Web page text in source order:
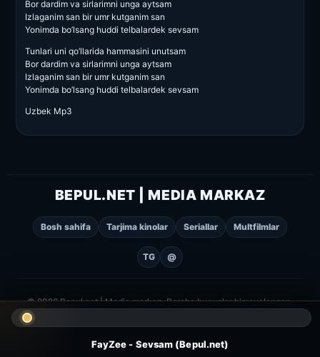
Bor dardim va sirlarimni unga aytsam
Izlaganim san bir umr kutganim san
Yonimda bo’lsang huddi telbalardek sevsam
Tunlari uni qo’llarida hammasini unutsam
Bor dardim va sirlarimni unga aytsam
Izlaganim san bir umr kutganim san
Yonimda bo’lsang huddi telbalardek sevsam
Uzbek Mp3
BEPUL.NET | MEDIA MARKAZ
Bosh sahifa Tarjima kinolar Seriallar Multfilmlar
TG @
© 2026 Bepul.net | Media markaz. Barcha huquqlar himoyalangan.
FayZee - Sevsam (Bepul.net)